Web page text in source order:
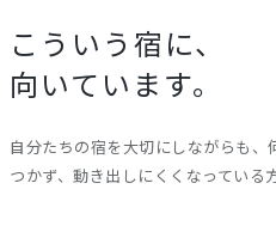
こういう宿に、
向いています。
自分たちの宿を大切にしながらも
つかず、動き出しにくくなっている